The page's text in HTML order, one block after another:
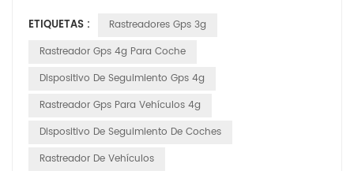
en una red de satélites que orbitan la Tierra. Estos satélites
transmiten continuamente señales que incluyen su ubicación
ETIQUETAS :
Rastreadores Gps 3g
Rastreador Gps 4g Para Coche
Dispositivo De Seguimiento Gps 4g
Rastreador Gps Para Vehículos 4g
Dispositivo De Seguimiento De Coches
Rastreador De Vehículos